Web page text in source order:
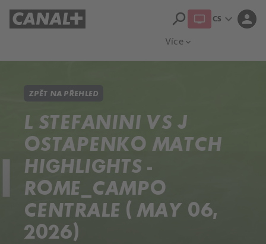
Více expand_more
search CS expand_more person
ZPĚT NA PŘEHLED
L STEFANINI VS J
OSTAPENKO MATCH
HIGHLIGHTS -
ROME_CAMPO
CENTRALE ( MAY 06,
2026)